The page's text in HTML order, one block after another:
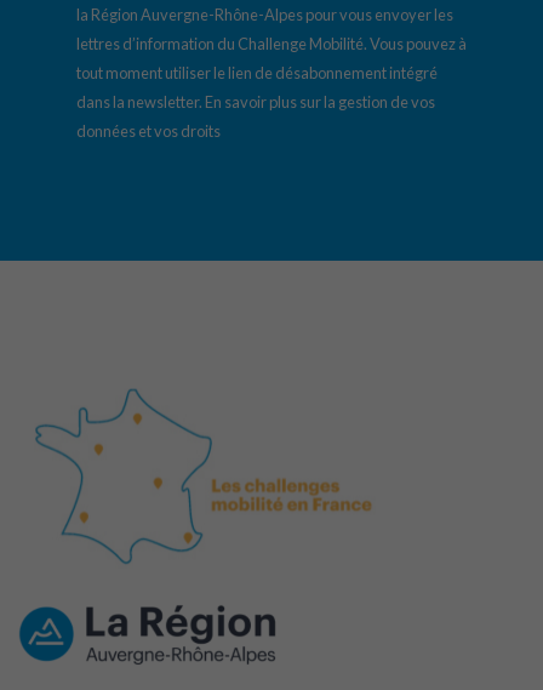
la Région Auvergne-Rhône-Alpes pour vous envoyer les
lettres d’information du Challenge Mobilité. Vous pouvez à
tout moment utiliser le lien de désabonnement intégré
dans la newsletter. En savoir plus sur la gestion de vos
données et vos droits